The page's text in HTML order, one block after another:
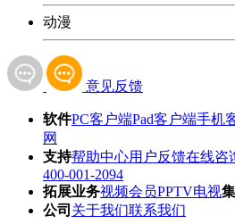
动漫
意见反馈
软件PC客户端Pad客户端手机
网
支持帮助中心用户反馈在线咨
400-001-2094
拓展业务视频会员PPTV电视
公司 关于我们联系我们